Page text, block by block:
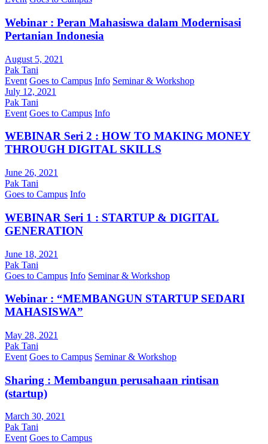
Webinar : Peran Mahasiswa dalam Modernisasi
Pertanian Indonesia
August 5, 2021
Pak Tani
Event Goes to Campus Info Seminar & Workshop
July 12, 2021
Pak Tani
Event Goes to Campus Info
WEBINAR Seri 2 : HOW TO MAKING MONEY
THROUGH DIGITAL SKILLS
June 26, 2021
Pak Tani
Goes to Campus Info
WEBINAR Seri 1 : STARTUP & DIGITAL
GENERATION
June 18, 2021
Pak Tani
Goes to Campus Info Seminar & Workshop
Webinar : “MEMBANGUN STARTUP SEDARI
MAHASISWA”
May 28, 2021
Pak Tani
Event Goes to Campus Seminar & Workshop
Sharing : Membangun perusahaan rintisan
(startup)
March 30, 2021
Pak Tani
Event Goes to Campus